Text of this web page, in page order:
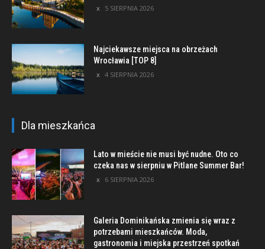
5 SIERPNIA 2026
Najciekawsze miejsca na obrzeżach
Wrocławia [TOP 8]
4 SIERPNIA 2026
Dla mieszkańca
Lato w mieście nie musi być nudne. Oto co
czeka nas w sierpniu w Pitlane Summer Bar!
6 SIERPNIA 2026
Galeria Dominikańska zmienia się wraz z
potrzebami mieszkańców. Moda,
gastronomia i miejska przestrzeń spotkań